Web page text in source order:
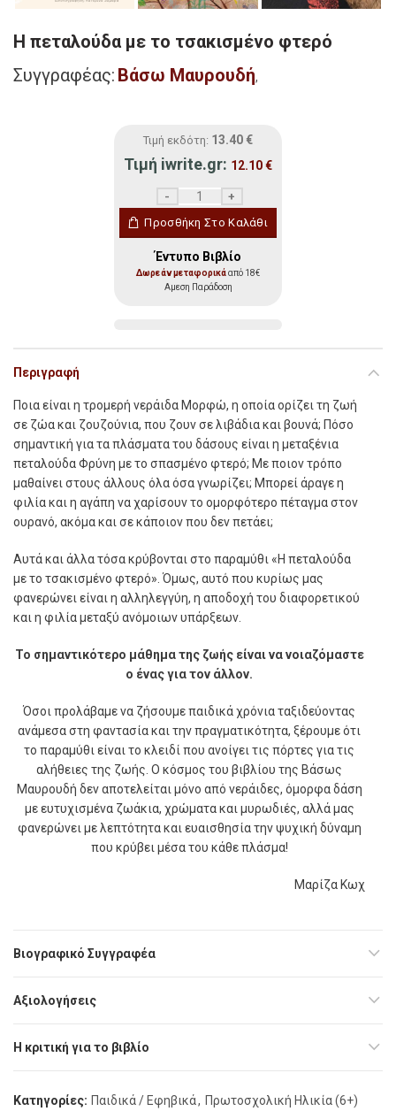
Η πεταλούδα με το τσακισμένο φτερό
Συγγραφέας: Βάσω Μαυρουδή,
Τιμή εκδότη: 13.40 €
Τιμή iwrite.gr: 12.10€
Προσθήκη Στο Καλάθι
Έντυπο Βιβλίο
Δωρεάν μεταφορικάαπό 18€
Αμεση Παράδοση
Περιγραφή
Ποια είναι η τροµερή νεράιδα Μορφώ, η οποία ορίζει τη ζωή
σε ζώα και ζουζούνια, που ζουν σε λιβάδια και βουνά; Πόσο
σηµαντική για τα πλάσµατα του δάσους είναι η µεταξένια
πεταλούδα Φρύνη µε το σπασµένο φτερό; Με ποιον τρόπο
µαθαίνει στους άλλους όλα όσα γνωρίζει; Μπορεί άραγε η
φιλία και η αγάπη να χαρίσουν το οµορφότερο πέταγµα στον
ουρανό, ακόµα και σε κάποιον που δεν πετάει;
Αυτά και άλλα τόσα κρύβονται στο παραµύθι «Η πεταλούδα
µε το τσακισµένο φτερό». Όµως, αυτό που κυρίως µας
φανερώνει είναι η αλληλεγγύη, η αποδοχή του διαφορετικού
και η φιλία µεταξύ ανόµοιων υπάρξεων.
Το σηµαντικότερο µάθηµα της ζωής είναι να νοιαζόµαστε
ο ένας για τον άλλον.
Όσοι προλάβαµε να ζήσουµε παιδικά χρόνια ταξιδεύοντας
ανάµεσα στη φαντασία και την πραγµατικότητα, ξέρουµε ότι
το παραµύθι είναι το κλειδί που ανοίγει τις πόρτες για τις
αλήθειες της ζωής. Ο κόσµος του βιβλίου της Βάσως
Μαυρουδή δεν αποτελείται µόνο από νεράιδες, όµορφα δάση
µε ευτυχισµένα ζωάκια, χρώµατα και µυρωδιές, αλλά µας
φανερώνει µε λεπτότητα και ευαισθησία την ψυχική δύναµη
που κρύβει µέσα του κάθε πλάσµα!
Μαρίζα Κωχ
Βιογραφικό Συγγραφέα
Αξιολογήσεις
Η κριτική για το βιβλίο
Κατηγορίες: Παιδικά / Εφηβικά, Πρωτοσχολική Ηλικία (6+)